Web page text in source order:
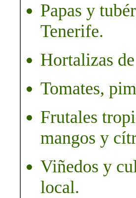
Papas y
Tenerife.
Hortalizas
Tomates,
Frutales
mangos y
Viñedos y
local.